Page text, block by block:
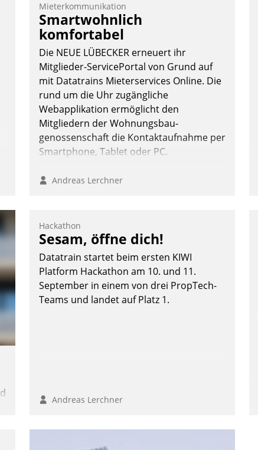
Mieterkommunikation
Smartwohnlich
komfortabel
Die NEUE LÜBECKER erneuert ihr
Mitglieder-ServicePortal von Grund auf
mit Datatrains Mieterservices Online. Die
rund um die Uhr zugängliche
Webapplikation ermöglicht den
Mitgliedern der Wohnungs­bau­
genossenschaft die Kontaktaufnahme per
Smartphone, Tablet oder PC.
Andreas Lerchner
Hackathon
Sesam, öffne dich!
Datatrain startet beim ersten KIWI
Platform Hackathon am 10. und 11.
September in einem von drei PropTech-
Teams und landet auf Platz 1.
Andreas Lerchner